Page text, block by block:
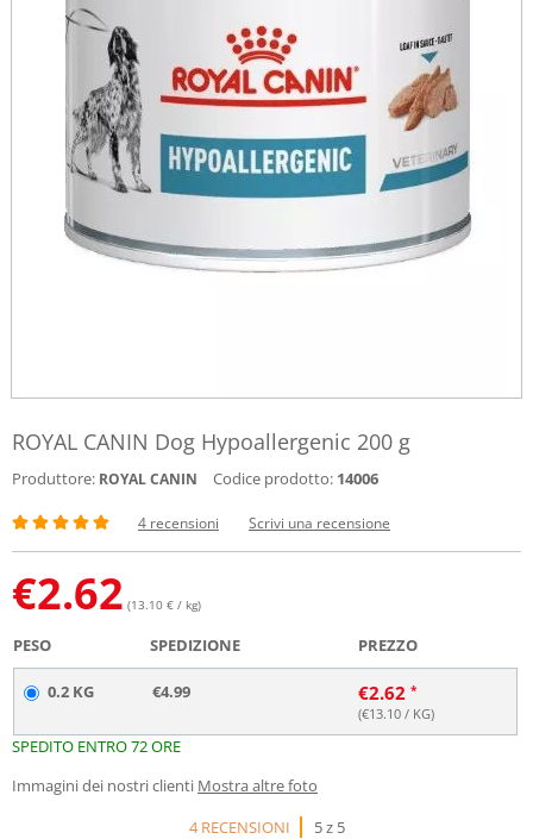
ROYAL CANIN Dog Hypoallergenic 200 g
Produttore: ROYAL CANIN Codice prodotto: 14006
4 recensioni Scrivi una recensione
€2.62 (13.10 € / kg)
PESO SPEDIZIONE PREZZO
0.2 KG €4.99 €2.62
(€13.10 / KG)
SPEDITO ENTRO 72 ORE
Immagini dei nostri clienti Mostra altre foto
4 RECENSIONI
5 z 5